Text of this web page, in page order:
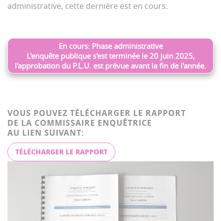
administrative, cette dernière est en cours.
En cours: Phase administrative
L'enquête publique s'est terminée le 20 juin 2025,
l'approbation du P.L.U. est prévue avant la fin de l'année.
VOUS POUVEZ TÉLÉCHARGER LE RAPPORT
DE LA COMMISSAIRE ENQUÊTRICE
AU LIEN SUIVANT:
TÉLÉCHARGER LE RAPPORT